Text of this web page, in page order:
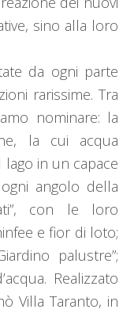
sino alla loro
da ogni parte
rarissime. Tra
nominare: la
la cui acqua
in un capace
angolo della
con le loro
e fior di loto;
palustre”;
Realizzato
Villa Taranto, in